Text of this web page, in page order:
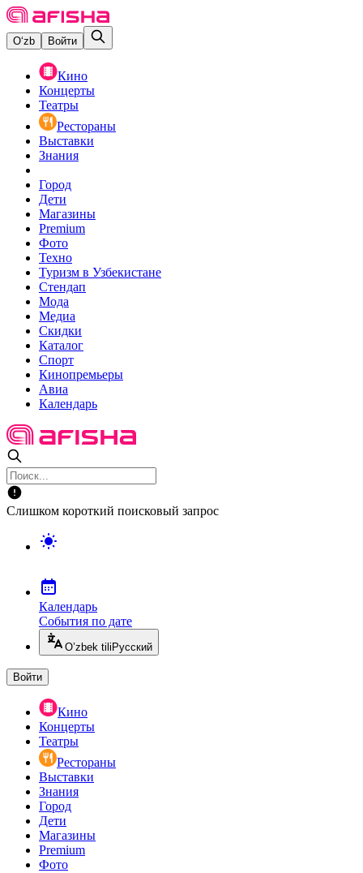
O‘zb Войти
Кино
Концерты
Театры
Рестораны
Выставки
Знания
Город
Дети
Магазины
Premium
Фото
Техно
Туризм в Узбекистане
Стендап
Мода
Медиа
Скидки
Каталог
Спорт
Кинопремьеры
Авиа
Календарь
Слишком короткий поисковый запрос
Календарь
События по дате
O’zbek tili Русский
Войти
Кино
Концерты
Театры
Рестораны
Выставки
Знания
Город
Дети
Магазины
Premium
Фото